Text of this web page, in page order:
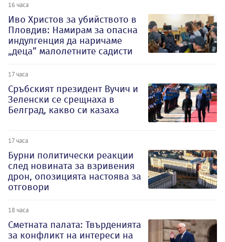
16 часа
Иво Христов за убийството в
Пловдив: Намирам за опасна
индулгенция да наричаме
„деца” малолетните садисти
17 часа
Сръбският президент Вучич и
Зеленски се срещнаха в
Белград, какво си казаха
17 часа
Бурни политически реакции
след новината за взривения
дрон, опозицията настоява за
отговори
18 часа
Сметната палата: Твърденията
за конфликт на интереси на